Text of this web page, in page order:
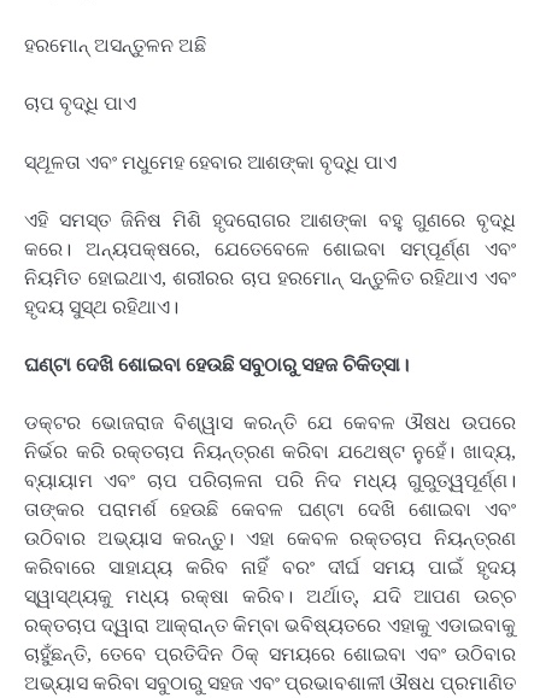
ହରମୋନ୍ ଅସନ୍ତୁଳନ ଅଛି
ଚାପ ବୃଦ୍ଧି ପାଏ
ସ୍ଥୂଳତା ଏବଂ ମଧୁମେହ ହେବାର ଆଶଙ୍କା ବୃଦ୍ଧି ପାଏ
ଏହି ସମସ୍ତ ଜିନିଷ ମିଶି ହୃଦରୋଗର ଆଶଙ୍କା ବହୁ ଗୁଣରେ ବୃଦ୍ଧି
କରେ। ଅନ୍ୟପକ୍ଷରେ, ଯେତେବେଳେ ଶୋଇବା ସମ୍ପୂର୍ଣ୍ଣ ଏବଂ
ନିୟମିତ ହୋଇଥାଏ, ଶରୀରର ଚାପ ହରମୋନ୍ ସନ୍ତୁଳିତ ରହିଥାଏ ଏବଂ
ହୃଦୟ ସୁସ୍ଥ ରହିଥାଏ।
ଘଣ୍ଟା ଦେଖି ଶୋଇବା ହେଉଛି ସବୁଠାରୁ ସହଜ ଚିକିତ୍ସା।
ଡକ୍ଟର ଭୋଜରାଜ ବିଶ୍ୱାସ କରନ୍ତି ଯେ କେବଳ ଔଷଧ ଉପରେ
ନିର୍ଭର କରି ରକ୍ତଚାପ ନିୟନ୍ତ୍ରଣ କରିବା ଯଥେଷ୍ଟ ନୁହେଁ। ଖାଦ୍ୟ,
ବ୍ୟାୟାମ ଏବଂ ଚାପ ପରିଚାଳନା ପରି ନିଦ ମଧ୍ୟ ଗୁରୁତ୍ୱପୂର୍ଣ୍ଣ।
ତାଙ୍କର ପରାମର୍ଶ ହେଉଛି କେବଳ ଘଣ୍ଟା ଦେଖି ଶୋଇବା ଏବଂ
ଉଠିବାର ଅଭ୍ୟାସ କରନ୍ତୁ। ଏହା କେବଳ ରକ୍ତଚାପ ନିୟନ୍ତ୍ରଣ
କରିବାରେ ସାହାଯ୍ୟ କରିବ ନାହିଁ ବରଂ ଦୀର୍ଘ ସମୟ ପାଇଁ ହୃଦୟ
ସ୍ୱାସ୍ଥ୍ୟକୁ ମଧ୍ୟ ରକ୍ଷା କରିବ। ଅର୍ଥାତ୍, ଯଦି ଆପଣ ଉଚ୍ଚ
ରକ୍ତଚାପ ଦ୍ୱାରା ଆକ୍ରାନ୍ତ କିମ୍ବା ଭବିଷ୍ୟତରେ ଏହାକୁ ଏଡାଇବାକୁ
ଚାହୁଁଛନ୍ତି, ତେବେ ପ୍ରତିଦିନ ଠିକ୍ ସମୟରେ ଶୋଇବା ଏବଂ ଉଠିବାର
ଅଭ୍ୟାସ କରିବା ସବୁଠାରୁ ସହଜ ଏବଂ ପ୍ରଭାବଶାଳୀ ଔଷଧ ପ୍ରମାଣିତ